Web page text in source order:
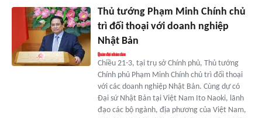
Thủ tướng Phạm Minh Chính chủ
trì đối thoại với doanh nghiệp
Nhật Bản
Chiều 21-3, tại trụ sở Chính phủ, Thủ tướng
Chính phủ Phạm Minh Chính chủ trì đối thoại
với các doanh nghiệp Nhật Bản. Cùng dự có
Đại sứ Nhật Bản tại Việt Nam Ito Naoki, lãnh
đạo các bộ ngành, địa phương của Việt Nam,